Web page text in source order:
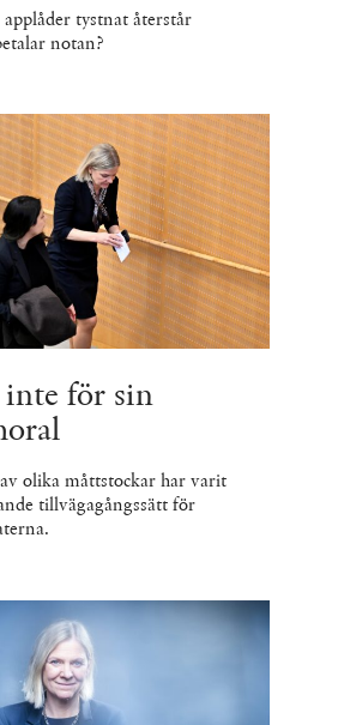
tystnat återstår
notan?
inte för sin
olika måttstockar har varit
tillvägagångssätt för